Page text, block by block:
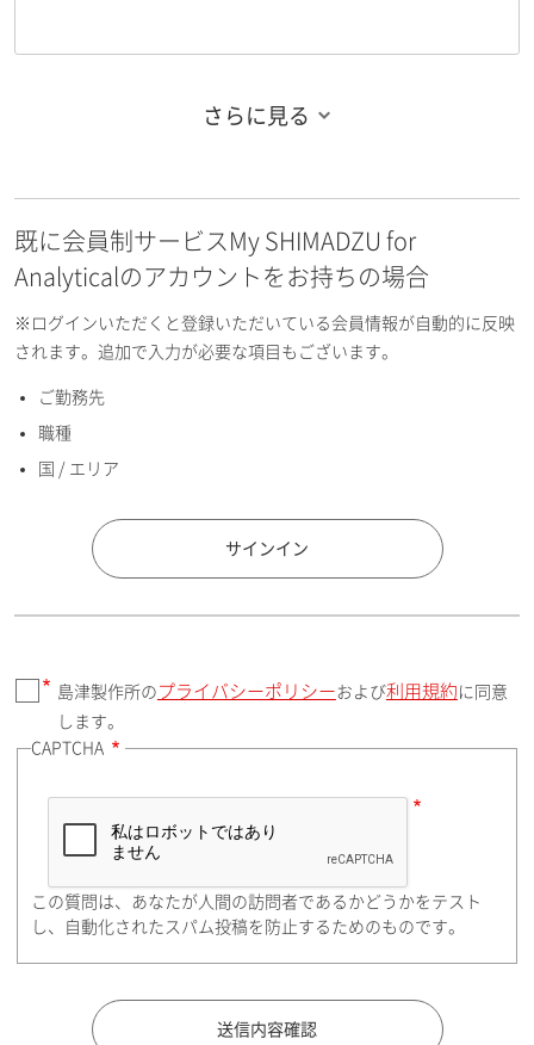
お名前フリガナ（名）
E-mailアドレス（半角英数）
国 / エリア
郵便番号（勤務先）
住所検索
都道府県（勤務先）
さらに見る
既に会員制サービスMy SHIMADZU for
Analyticalのアカウントをお持ちの場合
※ログインいただくと登録いただいている会員情報が自動的に反映
されます。追加で入力が必要な項目もございます。
ご勤務先
職種
国 / エリア
サインイン
島津製作所の プライバシーポリシーおよび利用規約 に同意
します。
CAPTCHA
この質問は、あなたが人間の訪問者であるかどうかをテスト
し、自動化されたスパム投稿を防止するためのものです。